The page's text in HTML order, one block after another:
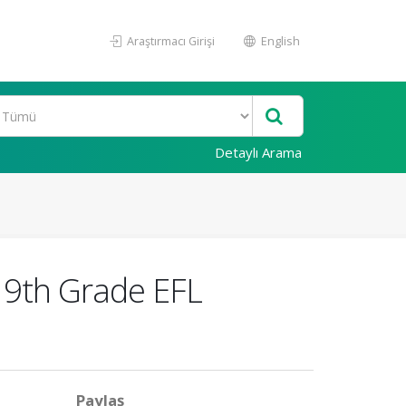
Araştırmacı Girişi English
Detaylı Arama
Grade EFL
Paylaş